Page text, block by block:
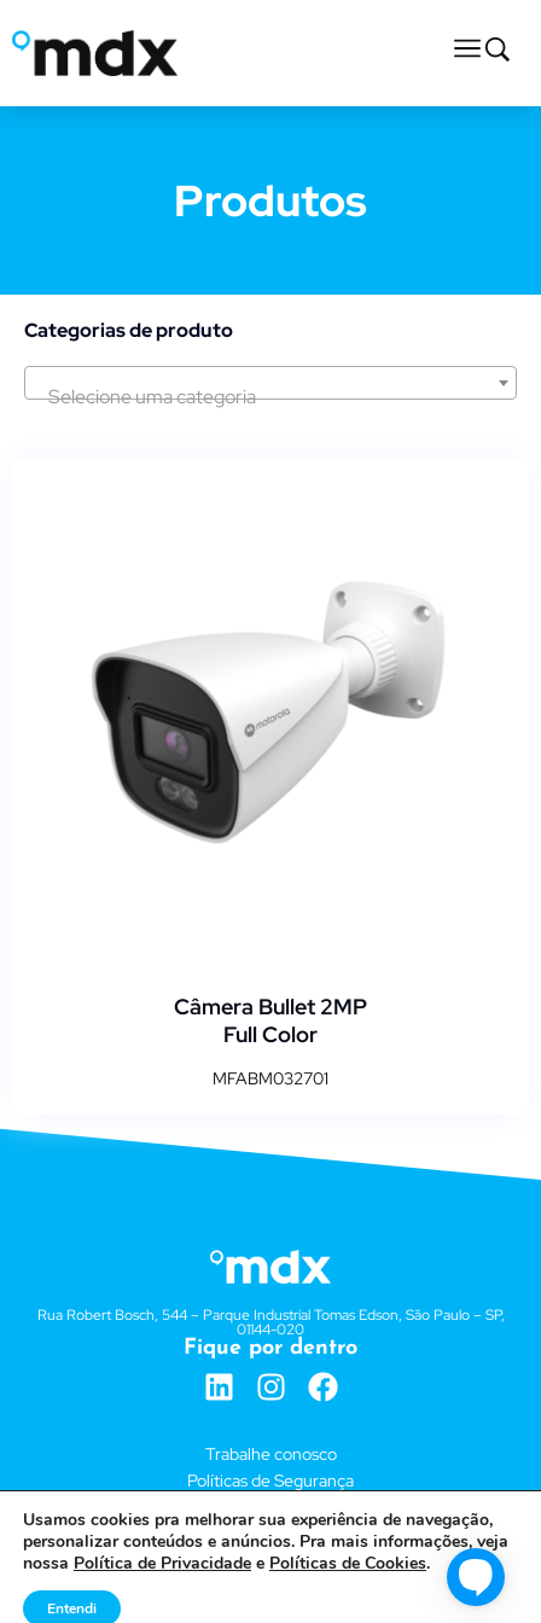
Produtos
Categorias de produto
Selecione uma categoria
Câmera Bullet 2MP
Full Color
MFABM032701
Rua Robert Bosch, 544 – Parque Industrial Tomas Edson, São Paulo – SP,
01144-020
Fique por dentro
Trabalhe conosco
Políticas de Segurança
Políticas de Privacidade
AXT TELECOMUNICAÇÕES EIRELI – 03.987.645/0004-09
Usamos cookies pra melhorar sua experiência de navegação,
personalizar conteúdos e anúncios. Pra mais informações, veja
nossa Política de Privacidade e Políticas de Cookies.
Entendi